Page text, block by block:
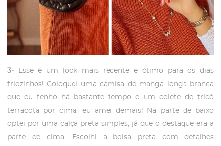
3- Esse é um look mais recente e ótimo para os dias
friozinhos! Coloquei uma camisa de manga longa branca
que eu tenho há bastante tempo e um colete de tricô
terracota por cima, eu amei demais! Na parte de baixo
optei por uma calça preta simples, já que o destaque era a
parte de cima. Escolhi a bolsa preta com detalhes